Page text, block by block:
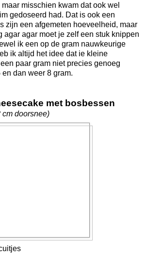
misschien kwam dat ook wel
gedoseerd had. Dat is ook een
zijn een afgemeten hoeveelheid, maar
agar agar moet je zelf een stuk knippen
ik een op de gram nauwkeurige
ik altijd het idee dat ie kleine
paar gram niet precies genoeg
dan weer 8 gram.
met bosbessen
cm doorsnee)